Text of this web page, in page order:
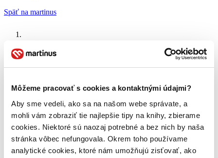
Môžeme pracovať s cookies a kontaktnými údajmi?
Aby sme vedeli, ako sa na našom webe správate, a
mohli vám zobraziť tie najlepšie tipy na knihy, zbierame
cookies. Niektoré sú naozaj potrebné a bez nich by naša
stránka vôbec nefungovala. Okrem toho používame
analytické cookies, ktoré nám umožňujú zisťovať, ako
Späť na martinus
Alexander Solženicyn
Náš príbeh
Náš zmysel
Galéria Martinusu
Zodpovednosť
Sme B Corp
Pomáhame ďalej